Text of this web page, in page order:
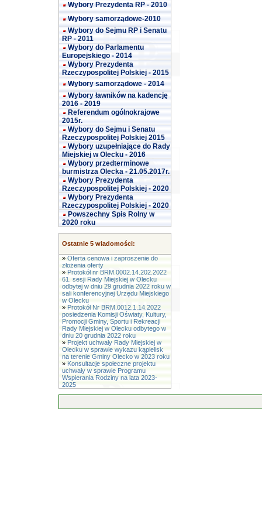
Wybory Prezydenta RP - 2010
Wybory samorządowe-2010
Wybory do Sejmu RP i Senatu
RP - 2011
Wybory do Parlamentu
Europejskiego - 2014
Wybory Prezydenta
Rzeczypospolitej Polskiej - 2015
Wybory samorządowe - 2014
Wybory ławników na kadencję
2016 - 2019
Referendum ogólnokrajowe
2015r.
Wybory do Sejmu i Senatu
Rzeczypospolitej Polskiej 2015
Wybory uzupełniające do Rady
Miejskiej w Olecku - 2016
Wybory przedterminowe
burmistrza Olecka - 21.05.2017r.
Wybory Prezydenta
Rzeczypospolitej Polskiej - 2020
Wybory Prezydenta
Rzeczypospolitej Polskiej - 2020
Powszechny Spis Rolny w
2020 roku
Ostatnie 5 wiadomości:
» Oferta cenowa i zaproszenie do
złożenia oferty
» Protokół nr BRM.0002.14.202.2022
61. sesji Rady Miejskiej w Olecku
odbytej w dniu 29 grudnia 2022 roku w
sali konferencyjnej Urzędu Miejskiego
w Olecku
» Protokół Nr BRM.0012.1.14.2022
posiedzenia Komisji Oświaty, Kultury,
Promocji Gminy, Sportu i Rekreacji
Rady Miejskiej w Olecku odbytego w
dniu 20 grudnia 2022 roku
» Projekt uchwały Rady Miejskiej w
Olecku w sprawie wykazu kąpielisk
na terenie Gminy Olecko w 2023 roku
» Konsultacje społeczne projektu
uchwały w sprawie Programu
Wspierania Rodziny na lata 2023-
2025